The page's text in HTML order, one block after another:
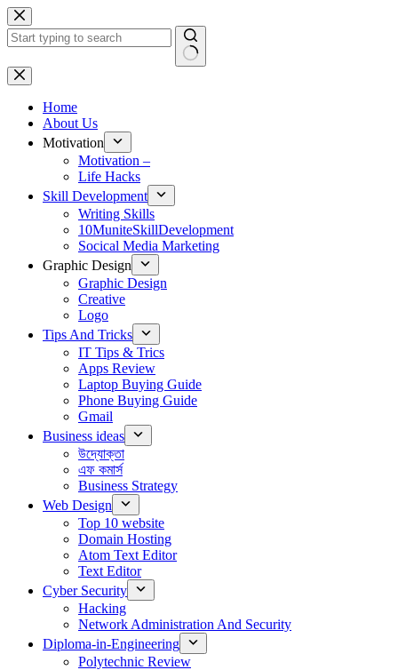
Skip
to
content
No
results
Home
About Us
Motivation
Motivation –
Life Hacks
Skill Development
Writing Skills
10MuniteSkillDevelopment
Socical Media Marketing
Graphic Design
Graphic Design
Creative
Logo
Tips And Tricks
IT Tips & Trics
Apps Review
Laptop Buying Guide
Phone Buying Guide
Gmail
Business ideas
উদ্যোক্তা
এফ কমার্স
Business Strategy
Web Design
Top 10 website
Domain Hosting
Atom Text Editor
Text Editor
Cyber Security
Hacking
Network Administration And Security
Diploma-in-Engineering
Polytechnic Review